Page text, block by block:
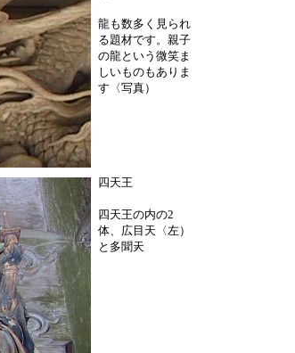
龍も数多く見られ
る題材です。親子
の龍という微笑ま
しいものもありま
す〈写真）
四天王
四天王の内の2
体、広目天〈左）
と多聞天
。